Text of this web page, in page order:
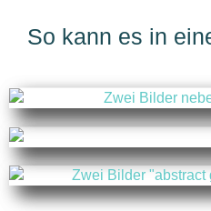
So kann es in